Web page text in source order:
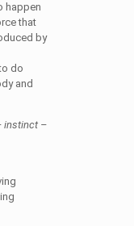
happen
that
by
do
and
instinct –